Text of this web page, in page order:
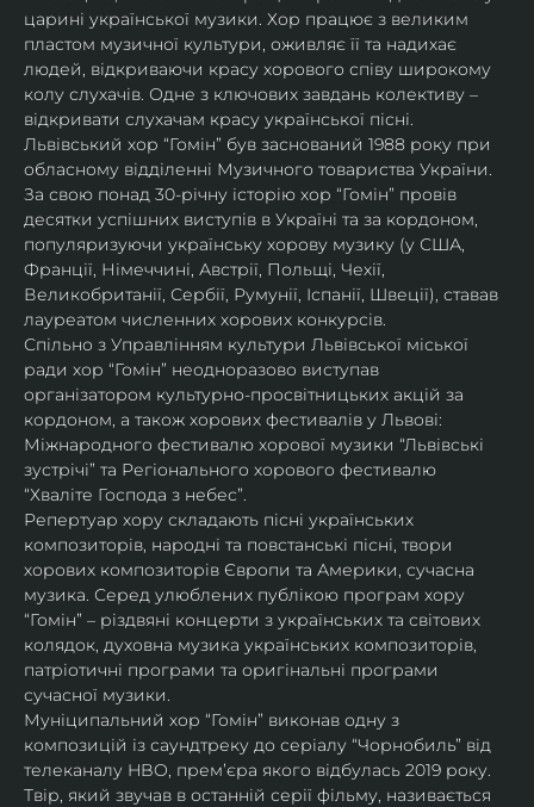
царині української музики. Хор працює з великим
пластом музичної культури, оживляє її та надихає
людей, відкриваючи красу хорового співу широкому
колу слухачів. Одне з ключових завдань колективу –
відкривати слухачам красу української пісні.
Львівський хор “Гомін” був заснований 1988 року при
обласному відділенні Музичного товариства України.
За свою понад 30-річну історію хор “Гомін” провів
десятки успішних виступів в Україні та за кордоном,
популяризуючи українську хорову музику (у США,
Франції, Німеччині, Австрії, Польщі, Чехії,
Великобританії, Сербії, Румунії, Іспанії, Швеції), ставав
лауреатом численних хорових конкурсів.
Спільно з Управлінням культури Львівської міської
ради хор “Гомін” неодноразово виступав
організатором культурно-просвітницьких акцій за
кордоном, а також хорових фестивалів у Львові:
Міжнародного фестивалю хорової музики “Львівські
зустрічі” та Регіонального хорового фестивалю
“Хваліте Господа з небес”.
Репертуар хору складають пісні українських
композиторів, народні та повстанські пісні, твори
хорових композиторів Європи та Америки, сучасна
музика. Серед улюблених публікою програм хору
“Гомін” – різдвяні концерти з українських та світових
колядок, духовна музика українських композиторів,
патріотичні програми та оригінальні програми
сучасної музики.
Муніципальний хор “Гомін” виконав одну з
композицій із саундтреку до серіалу “Чорнобиль” від
телеканалу HBO, премʼєра якого відбулась 2019 року.
Твір, який звучав в останній серії фільму, називається